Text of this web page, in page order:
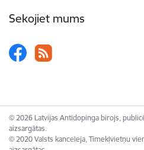
Sekojiet mums
© 2026 Latvijas Antidopinga birojs,
aizsargātas.
© 2020 Valsts kanceleja, Tīmekļvietņu